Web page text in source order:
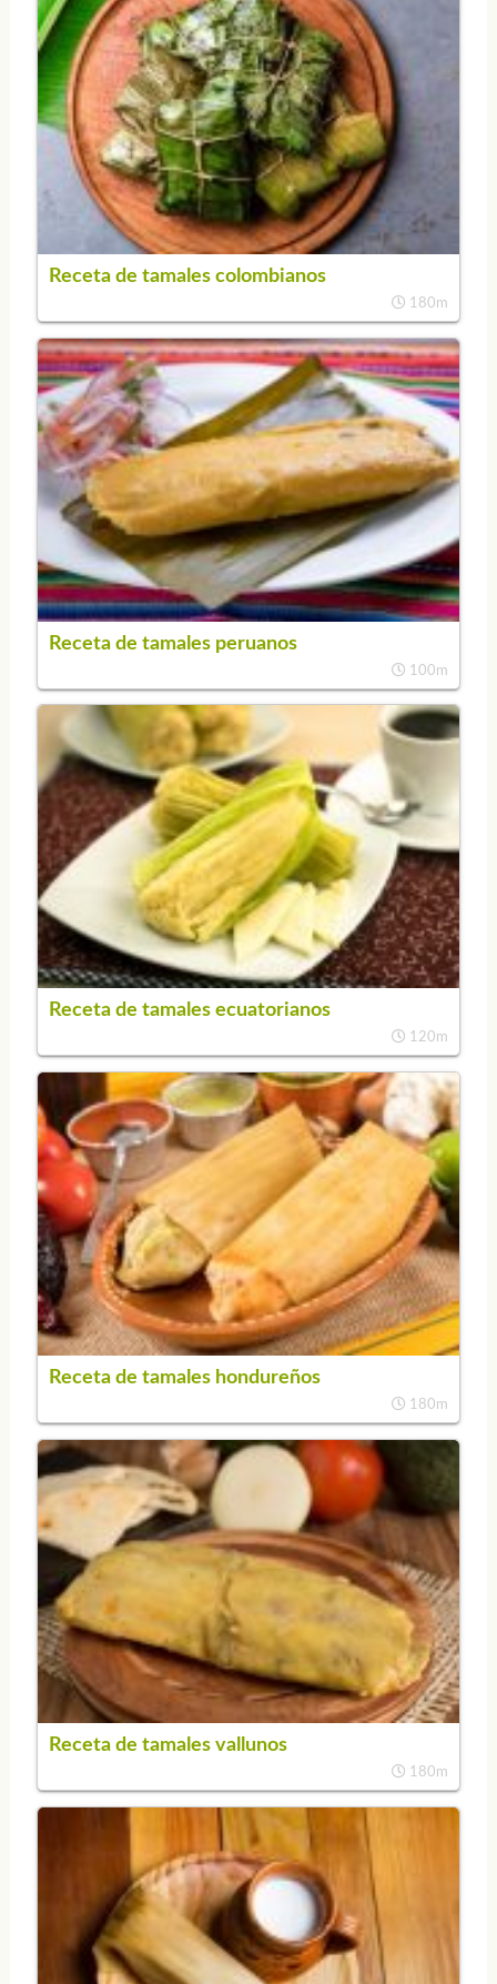
Receta de tamales colombianos
180m
Receta de tamales peruanos
100m
Receta de tamales ecuatorianos
120m
Receta de tamales hondureños
180m
Receta de tamales vallunos
180m